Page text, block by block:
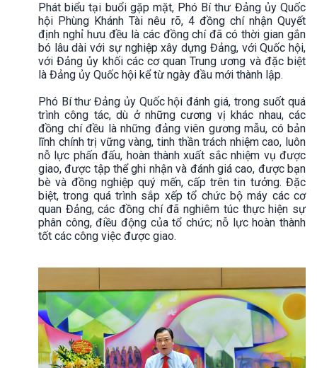
Phát biểu tại buổi gặp mặt, Phó Bí thư Đảng ủy Quốc
hội Phùng Khánh Tài nêu rõ, 4 đồng chí nhận Quyết
định nghỉ hưu đều là các đồng chí đã có thời gian gắn
bó lâu dài với sự nghiệp xây dựng Đảng, với Quốc hội,
với Đảng ủy khối các cơ quan Trung ương và đặc biệt
là Đảng ủy Quốc hội kể từ ngày đầu mới thành lập.
Phó Bí thư Đảng ủy Quốc hội đánh giá, trong suốt quá
trình công tác, dù ở những cương vị khác nhau, các
đồng chí đều là những đảng viên gương mẫu, có bản
lĩnh chính trị vững vàng, tinh thần trách nhiệm cao, luôn
nỗ lực phấn đấu, hoàn thành xuất sắc nhiệm vụ được
giao, được tập thể ghi nhận và đánh giá cao, được bạn
bè và đồng nghiệp quý mến, cấp trên tin tưởng. Đặc
biệt, trong quá trình sắp xếp tổ chức bộ máy các cơ
quan Đảng, các đồng chí đã nghiêm túc thực hiện sự
phân công, điều động của tổ chức; nỗ lực hoàn thành
tốt các công việc được giao.